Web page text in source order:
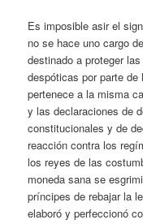
Es imposible asir el
no se hace uno cargo
destinado a proteger
despóticas por parte
pertenece a la misma
y las declaraciones de
constitucionales y de
reacción contra los
los reyes de las
moneda sana se
príncipes de rebajar la
elaboró y perfeccionó